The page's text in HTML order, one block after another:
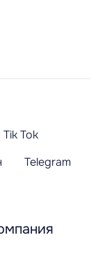
Tik Tok
Telegram